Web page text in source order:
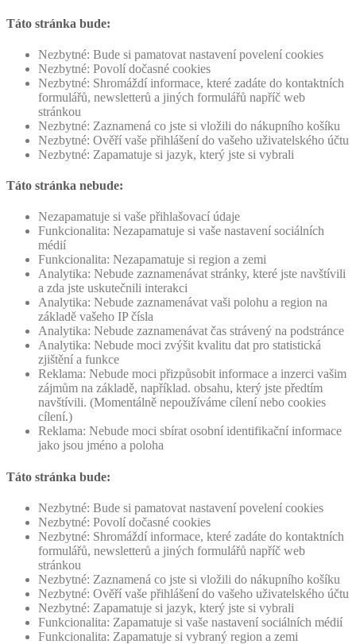
Táto stránka bude:
Nezbytné: Bude si pamatovat nastavení povelení cookies
Nezbytné: Povolí dočasné cookies
Nezbytné: Shromáždí informace, které zadáte do kontaktních
formulářů, newsletterů a jiných formulářů napříč web
stránkou
Nezbytné: Zaznamená co jste si vložili do nákupního košíku
Nezbytné: Ověří vaše přihlášení do vašeho uživatelského účtu
Nezbytné: Zapamatuje si jazyk, který jste si vybrali
Táto stránka nebude:
Nezapamatuje si vaše přihlašovací údaje
Funkcionalita: Nezapamatuje si vaše nastavení sociálních
médií
Funkcionalita: Nezapamatuje si region a zemi
Analytika: Nebude zaznamenávat stránky, které jste navštívili
a zda jste uskutečnili interakci
Analytika: Nebude zaznamenávat vaši polohu a region na
základě vašeho IP čísla
Analytika: Nebude zaznamenávat čas strávený na podstránce
Analytika: Nebude moci zvýšit kvalitu dat pro statistická
zjištění a funkce
Reklama: Nebude moci přizpůsobit informace a inzerci vašim
zájmům na základě, například. obsahu, který jste předtím
navštívili. (Momentálně nepoužíváme cílení nebo cookies
cílení.)
Reklama: Nebude moci sbírat osobní identifikační informace
jako jsou jméno a poloha
Táto stránka bude:
Nezbytné: Bude si pamatovat nastavení povelení cookies
Nezbytné: Povolí dočasné cookies
Nezbytné: Shromáždí informace, které zadáte do kontaktních
formulářů, newsletterů a jiných formulářů napříč web
stránkou
Nezbytné: Zaznamená co jste si vložili do nákupního košíku
Nezbytné: Ověří vaše přihlášení do vašeho uživatelského účtu
Nezbytné: Zapamatuje si jazyk, který jste si vybrali
Funkcionalita: Zapamatuje si vaše nastavení sociálních médií
Funkcionalita: Zapamatuje si vybraný region a zemi